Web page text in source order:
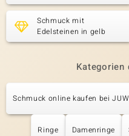
Schmuck mit
Edelsteinen in gelb
Schmuck online kaufen bei
Ringe Damenringe